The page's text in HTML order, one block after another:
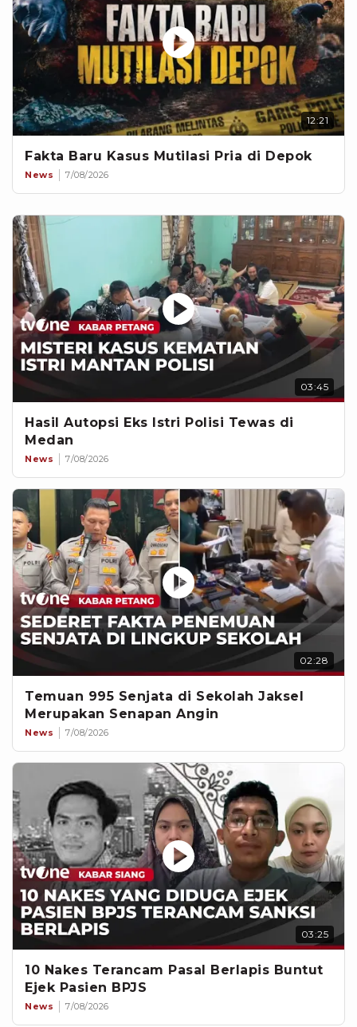
12:21
Fakta Baru Kasus Mutilasi Pria di Depok
News 7/08/2026
03:45
Hasil Autopsi Eks Istri Polisi Tewas di
Medan
News 7/08/2026
02:28
Temuan 995 Senjata di Sekolah Jaksel
Merupakan Senapan Angin
News 7/08/2026
03:25
10 Nakes Terancam Pasal Berlapis Buntut
Ejek Pasien BPJS
News 7/08/2026